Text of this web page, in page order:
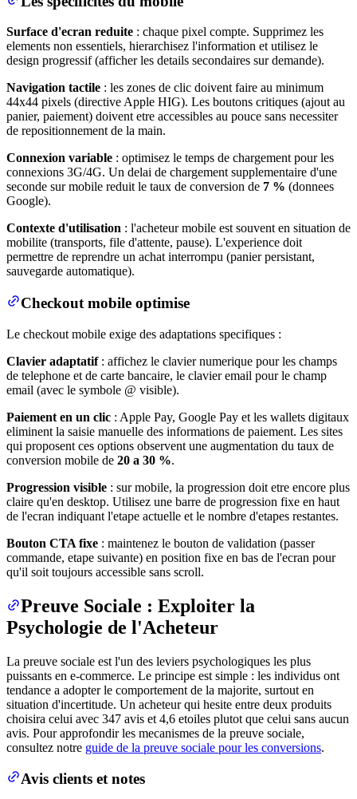
Surface d'ecran reduite : chaque pixel compte. Supprimez les
elements non essentiels, hierarchisez l'information et utilisez le
design progressif (afficher les details secondaires sur demande).
Navigation tactile : les zones de clic doivent faire au minimum
44x44 pixels (directive Apple HIG). Les boutons critiques (ajout au
panier, paiement) doivent etre accessibles au pouce sans necessiter
de repositionnement de la main.
Connexion variable : optimisez le temps de chargement pour les
connexions 3G/4G. Un delai de chargement supplementaire d'une
seconde sur mobile reduit le taux de conversion de 7 % (donnees
Google).
Contexte d'utilisation : l'acheteur mobile est souvent en situation de
mobilite (transports, file d'attente, pause). L'experience doit
permettre de reprendre un achat interrompu (panier persistant,
sauvegarde automatique).
Checkout mobile optimise
Le checkout mobile exige des adaptations specifiques :
Clavier adaptatif: affichez le clavier numerique pour les champs
de telephone et de carte bancaire, le clavier email pour le champ
email (avec le symbole @ visible).
Paiement en un clic : Apple Pay, Google Pay et les wallets digitaux
eliminent la saisie manuelle des informations de paiement. Les sites
qui proposent ces options observent une augmentation du taux de
conversion mobile de 20 a 30 %.
Progression visible : sur mobile, la progression doit etre encore plus
claire qu'en desktop. Utilisez une barre de progression fixe en haut
de l'ecran indiquant l'etape actuelle et le nombre d'etapes restantes.
Bouton CTA fixe : maintenez le bouton de validation (passer
commande, etape suivante) en position fixe en bas de l'ecran pour
qu'il soit toujours accessible sans scroll.
Preuve Sociale : Exploiter la
Psychologie de l'Acheteur
La preuve sociale est l'un des leviers psychologiques les plus
puissants en e-commerce. Le principe est simple : les individus ont
tendance a adopter le comportement de la majorite, surtout en
situation d'incertitude. Un acheteur qui hesite entre deux produits
choisira celui avec 347 avis et 4,6 etoiles plutot que celui sans aucun
avis. Pour approfondir les mecanismes de la preuve sociale,
consultez notre guide de la preuve sociale pour les conversions.
Avis clients et notes